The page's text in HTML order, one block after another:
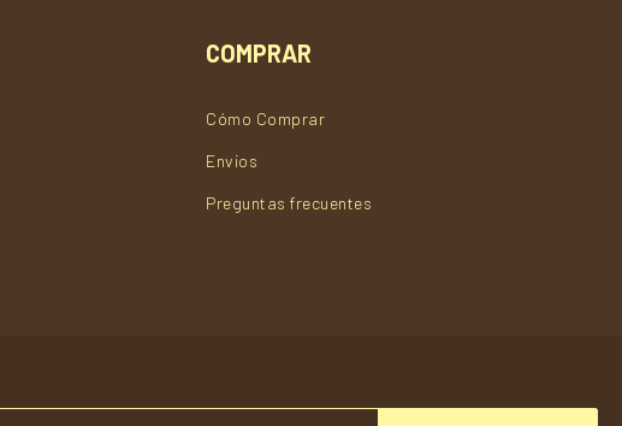
COMPRAR
Cómo Comprar
Envios
Preguntas frecuentes